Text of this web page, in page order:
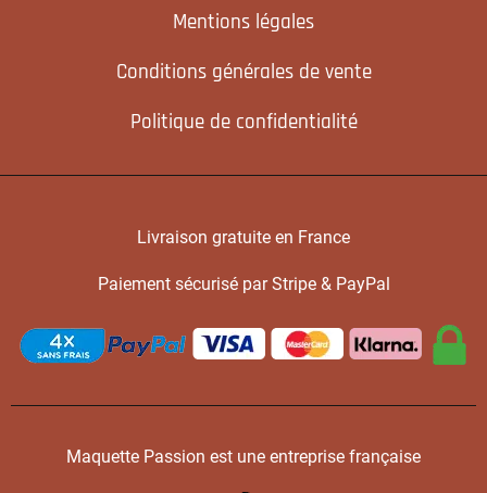
Mentions légales
Conditions générales de vente
Politique de confidentialité
Livraison gratuite en France
Paiement sécurisé par Stripe & PayPal
Maquette Passion est une entreprise française